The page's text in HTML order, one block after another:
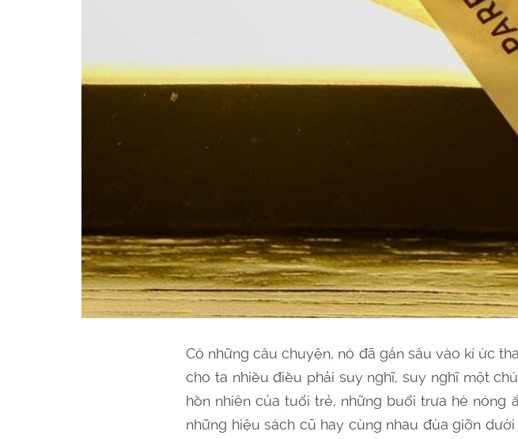
Có những câu chuyện, nó đã gắn sâu vào kí ức
cho ta nhiều điều phải suy nghĩ, suy nghĩ một
hồn nhiên của tuổi trẻ, những buổi trưa hè
những hiệu sách cũ hay cùng nhau đùa giỡn